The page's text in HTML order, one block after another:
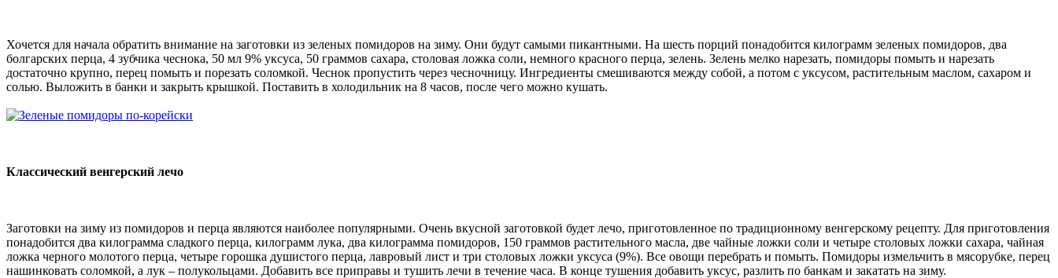
Хочется для начала обратить внимание на заготовки из зеленых помидоров на зиму. Они будут самыми пикантными. На шесть порций понадобится килограмм зеленых помидоров, два
болгарских перца, 4 зубчика чеснока, 50 мл 9% уксуса, 50 граммов сахара, столовая ложка соли, немного красного перца, зелень. Зелень мелко нарезать, помидоры помыть и нарезать
достаточно крупно, перец помыть и порезать соломкой. Чеснок пропустить через чесночницу. Ингредиенты смешиваются между собой, а потом с уксусом, растительным маслом, сахаром и
солью. Выложить в банки и закрыть крышкой. Поставить в холодильник на 8 часов, после чего можно кушать.
Классический венгерский лечо
Заготовки на зиму из помидоров и перца являются наиболее популярными. Очень вкусной заготовкой будет лечо, приготовленное по традиционному венгерскому рецепту. Для приготовления
понадобится два килограмма сладкого перца, килограмм лука, два килограмма помидоров, 150 граммов растительного масла, две чайные ложки соли и четыре столовых ложки сахара, чайная
ложка черного молотого перца, четыре горошка душистого перца, лавровый лист и три столовых ложки уксуса (9%). Все овощи перебрать и помыть. Помидоры измельчить в мясорубке, перец
нашинковать соломкой, а лук – полукольцами. Добавить все приправы и тушить лечи в течение часа. В конце тушения добавить уксус, разлить по банкам и закатать на зиму.